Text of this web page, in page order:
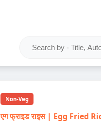
Non-Veg
एग फ्राइड राइस | Egg Fried